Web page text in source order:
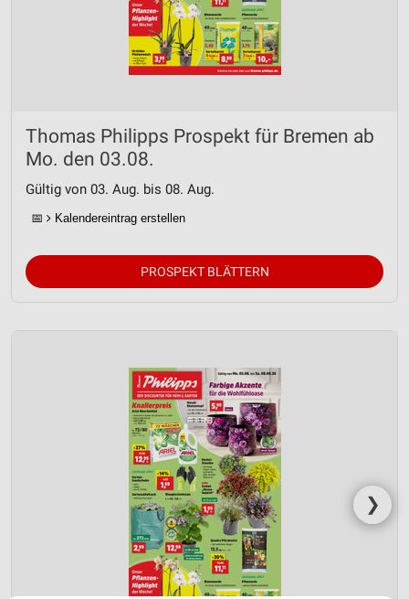
Thomas Philipps Prospekt für Bremen ab
Mo. den 03.08.
Gültig von 03. Aug. bis 08. Aug.
📅 Kalendereintrag erstellen
PROSPEKT BLÄTTERN
❯